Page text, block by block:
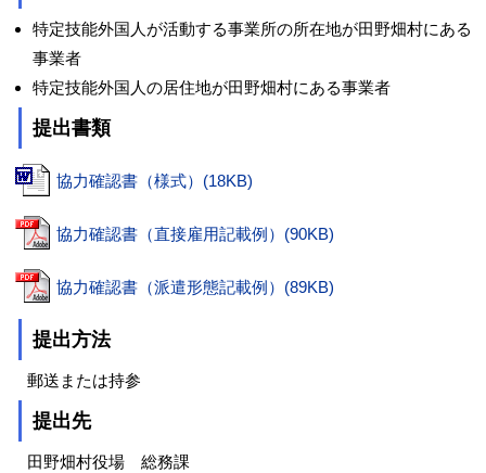
特定技能外国人が活動する事業所の所在地が田野畑村にある
事業者
特定技能外国人の居住地が田野畑村にある事業者
提出書類
協力確認書（様式）(18KB)
協力確認書（直接雇用記載例）(90KB)
協力確認書（派遣形態記載例）(89KB)
提出方法
郵送または持参
提出先
田野畑村役場 総務課